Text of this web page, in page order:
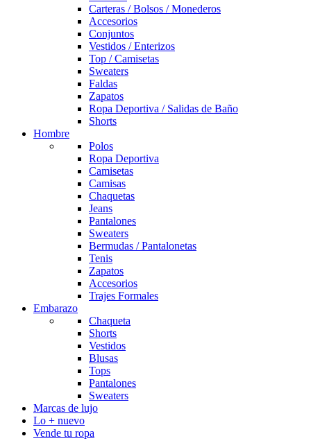
Carteras / Bolsos / Monederos
Accesorios
Conjuntos
Vestidos / Enterizos
Top / Camisetas
Sweaters
Faldas
Zapatos
Ropa Deportiva / Salidas de Baño
Shorts
Hombre
Polos
Ropa Deportiva
Camisetas
Camisas
Chaquetas
Jeans
Pantalones
Sweaters
Bermudas / Pantalonetas
Tenis
Zapatos
Accesorios
Trajes Formales
Embarazo
Chaqueta
Shorts
Vestidos
Blusas
Tops
Pantalones
Sweaters
Marcas de lujo
Lo + nuevo
Vende tu ropa